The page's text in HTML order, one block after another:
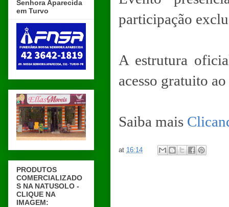
participação
A estrutura
acesso gratuito
Saiba mais
at 16:14
Senhora Aparecida
em Turvo
PRODUTOS
COMERCIALIZADO
S NA NATUSOLO -
CLIQUE NA
IMAGEM: